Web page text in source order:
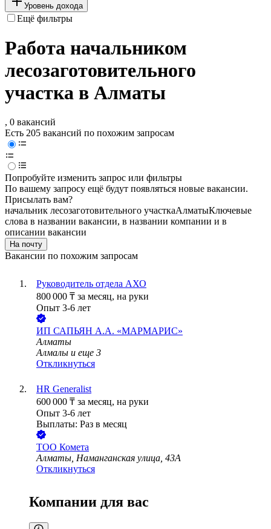
Уровень дохода
Ещё фильтры
Работа начальником
лесозаготовительного
участка в Алматы
, 0 вакансий
Есть 205 вакансий по похожим запросам
Попробуйте изменить запрос или фильтры
По вашему запросу ещё будут появляться новые вакансии.
Присылать вам?
начальник лесозаготовительного участкаАлматыКлючевые
слова в названии вакансии, в названии компании и в
описании вакансии
На почту
Вакансии по похожим запросам
Руководитель отдела АХО
800 000 ₸ за месяц, на руки
Опыт 3-6 лет
ИП САПЬЯН А.А. «МАРМАРИС»
Алматы
Алмалы и еще 3
Откликнуться
HR Generalist
600 000 ₸ за месяц, на руки
Опыт 3-6 лет
Выплаты: Раз в месяц
ТОО Комета
Алматы, Наманганская улица, 43А
Откликнуться
Компании для вас